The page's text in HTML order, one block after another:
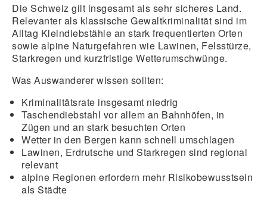
Die Schweiz gilt insgesamt als sehr sicheres Land.
Relevanter als klassische Gewaltkriminalität sind im
Alltag Kleindiebstähle an stark frequentierten Orten
sowie alpine Naturgefahren wie Lawinen, Felsstürze,
Starkregen und kurzfristige Wetterumschwünge.
Was Auswanderer wissen sollten:
Kriminalitätsrate insgesamt niedrig
Taschendiebstahl vor allem an Bahnhöfen, in
Zügen und an stark besuchten Orten
Wetter in den Bergen kann schnell umschlagen
Lawinen, Erdrutsche und Starkregen sind regional
relevant
alpine Regionen erfordern mehr Risikobewusstsein
als Städte